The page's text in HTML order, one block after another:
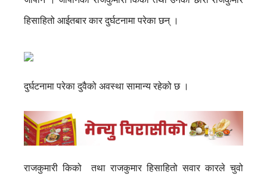
हिसाहितो आईतबार कार दुर्घटनामा परेका छन् ।
दुर्घटनामा परेका दुवैको अवस्था सामान्य रहेको छ ।
राजकुमारी किको तथा राजकुमार हिसाहितो सवार कारले चुवो